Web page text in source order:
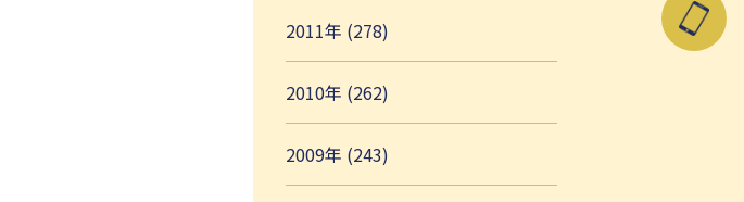
2011年 (278)
2010年 (262)
2009年 (243)